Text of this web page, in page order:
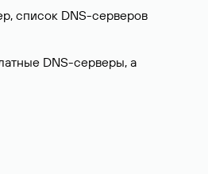
список DNS-серверов
DNS-серверы, а